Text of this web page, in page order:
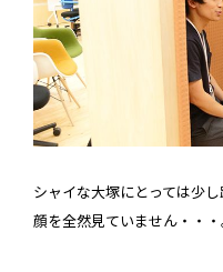
シャイな大塚にとっては少
顔を全然見ていません・・・